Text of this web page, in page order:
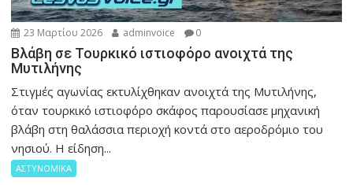
23 Μαρτίου 2026 adminvoice 0
Βλάβη σε Τουρκικό ιστιοφόρο ανοιχτά της
Μυτιλήνης
Στιγμές αγωνίας εκτυλίχθηκαν ανοιχτά της Μυτιλήνης,
όταν τουρκικό ιστιοφόρο σκάφος παρουσίασε μηχανική
βλάβη στη θαλάσσια περιοχή κοντά στο αεροδρόμιο του
νησιού. Η είδηση...
ΑΣΤΥΝΟΜΙΚΑ